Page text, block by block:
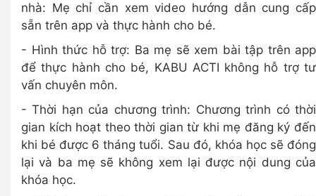
nhà: Mẹ chỉ cần xem video hướng dẫn cung cấp
sẵn trên app và thực hành cho bé.
- Hình thức hỗ trợ: Ba mẹ sẽ xem bài tập trên app
để thực hành cho bé, KABU ACTI không hỗ trợ tư
vấn chuyên môn.
- Thời hạn của chương trình: Chương trình có thời
gian kích hoạt theo thời gian từ khi mẹ đăng ký đến
khi bé được 6 tháng tuổi. Sau đó, khóa học sẽ đóng
lại và ba mẹ sẽ không xem lại được nội dung của
khóa học.